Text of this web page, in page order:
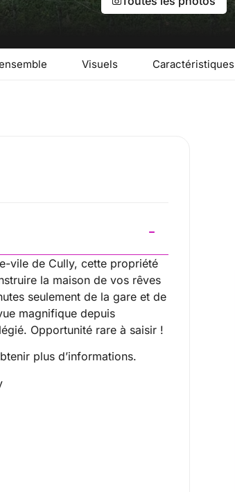
Visuels Caractéristiques
vile de Cully, cette propriété
la maison de vos rêves
seulement de la gare et de
magnifique depuis
Opportunité rare à saisir !
plus d’informations.